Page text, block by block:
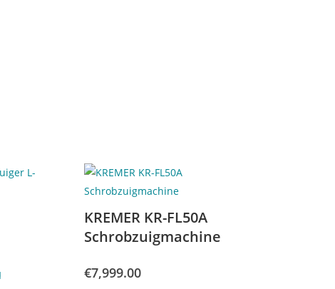
KREMER KR-FL50A
Schrobzuigmachine
€7,999.00